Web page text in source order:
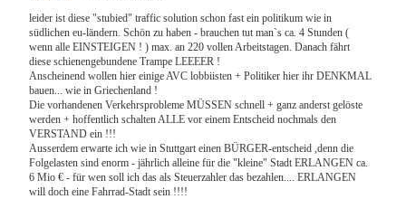
leider ist diese "stubied" traffic solution schon fast ein politikum wie in
südlichen eu-ländern. Schön zu haben - brauchen tut man`s ca. 4 Stunden (
wenn alle EINSTEIGEN ! ) max. an 220 vollen Arbeitstagen. Danach fährt
diese schienengebundene Trampe LEEEER !
Anscheinend wollen hier einige AVC lobbiisten + Politiker hier ihr DENKMAL
bauen... wie in Griechenland !
Die vorhandenen Verkehrsprobleme MÜSSEN schnell + ganz anderst gelöste
werden + hoffentlich schalten ALLE vor einem Entscheid nochmals den
VERSTAND ein !!!
Ausserdem erwarte ich wie in Stuttgart einen BÜRGER-entscheid ,denn die
Folgelasten sind enorm - jährlich alleine für die "kleine" Stadt ERLANGEN ca.
6 Mio € - für wen soll ich das als Steuerzahler das bezahlen.... ERLANGEN
will doch eine Fahrrad-Stadt sein !!!!